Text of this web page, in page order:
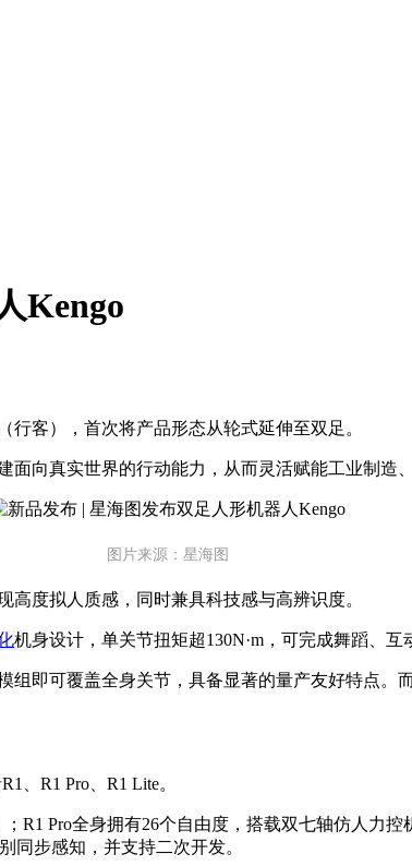
Kengo
客），首次将产品形态从轮式延伸至双足。
向真实世界的行动能力，从而灵活赋能工业制造
图片来源：星海图
度拟人质感，同时兼具科技感与高辨识度。
机身设计，单关节扭矩超130N·m，可完成舞蹈、互
即可覆盖全身关节，具备显著的量产友好特点
、R1 Pro、R1 Lite。
R1 Pro全身拥有26个自由度，搭载双七轴仿人力
同步感知，并支持二次开发。